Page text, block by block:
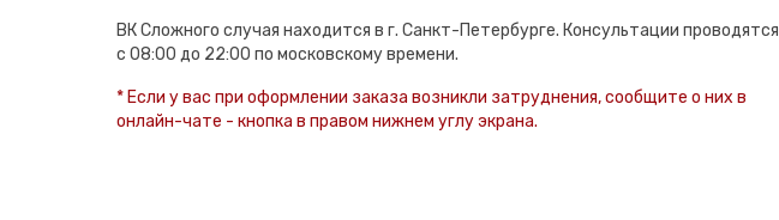
ВК Сложного случая находится в г. Санкт-Петербурге. Консультации проводятся
с 08:00 до 22:00 по московскому времени.
* Если у вас при оформлении заказа возникли затруднения, сообщите о них в
онлайн-чате - кнопка в правом нижнем углу экрана.